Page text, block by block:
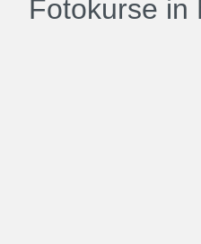
Fotokurse in